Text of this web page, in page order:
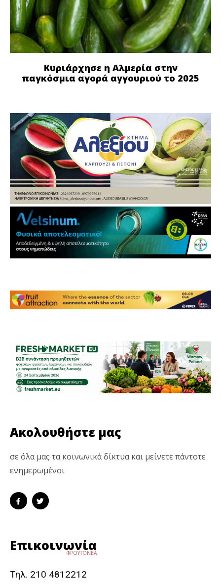
Κυριάρχησε η Αλμερία στην
παγκόσμια αγορά αγγουριού το 2025
Ακολουθήστε μας
σε όλα μας τα κοινωνικά δίκτυα και μείνετε πάντοτε
ενημερωμένοι
Επικοινωνία
ΦΡΟΥΤΟΝΕΑ
Τηλ. 210 4812212